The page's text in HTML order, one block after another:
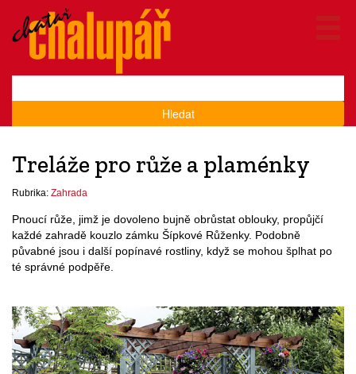
Hledat
Treláže pro růže a plaménky
Rubrika: Zahrada
Pnoucí růže, jimž je dovoleno bujně obrůstat oblouky, propůjčí
každé zahradě kouzlo zámku Šípkové Růženky. Podobně
půvabné jsou i další popínavé rostliny, když se mohou šplhat po
té správné podpěře.